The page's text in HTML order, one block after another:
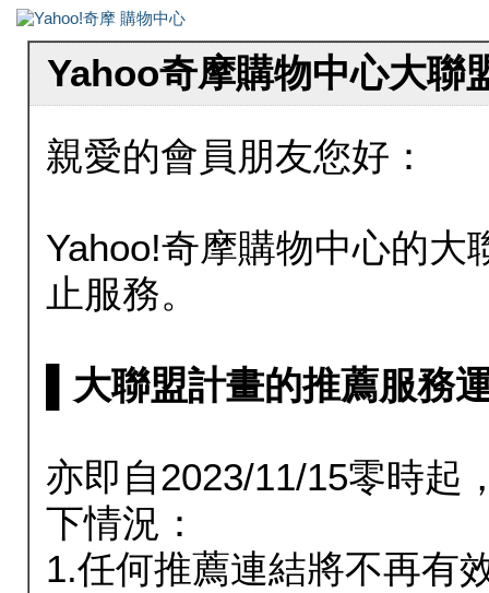
Yahoo奇摩購物中心大聯
親愛的會員朋友您好：
Yahoo!奇摩購物中心的大
止服務。
▌大聯盟計畫的推薦服務
亦即自2023/11/15零時起
下情況：
1.任何推薦連結將不再有